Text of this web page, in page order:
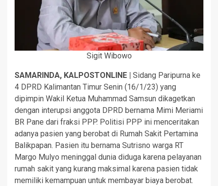
Sigit Wibowo
SAMARINDA, KALPOSTONLINE |
Sidang Paripurna ke
4 DPRD Kalimantan Timur Senin (16/1/23) yang
dipimpin Wakil Ketua Muhammad Samsun dikagetkan
dengan interupsi anggota DPRD bernama Mimi Meriami
BR Pane dari fraksi PPP. Politisi PPP ini menceritakan
adanya pasien yang berobat di Rumah Sakit Pertamina
Balikpapan. Pasien itu bernama Sutrisno warga RT
Margo Mulyo meninggal dunia diduga karena pelayanan
rumah sakit yang kurang maksimal karena pasien tidak
memiliki kemampuan untuk membayar biaya berobat.